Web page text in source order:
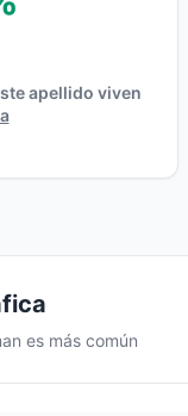
apellido viven
es más común